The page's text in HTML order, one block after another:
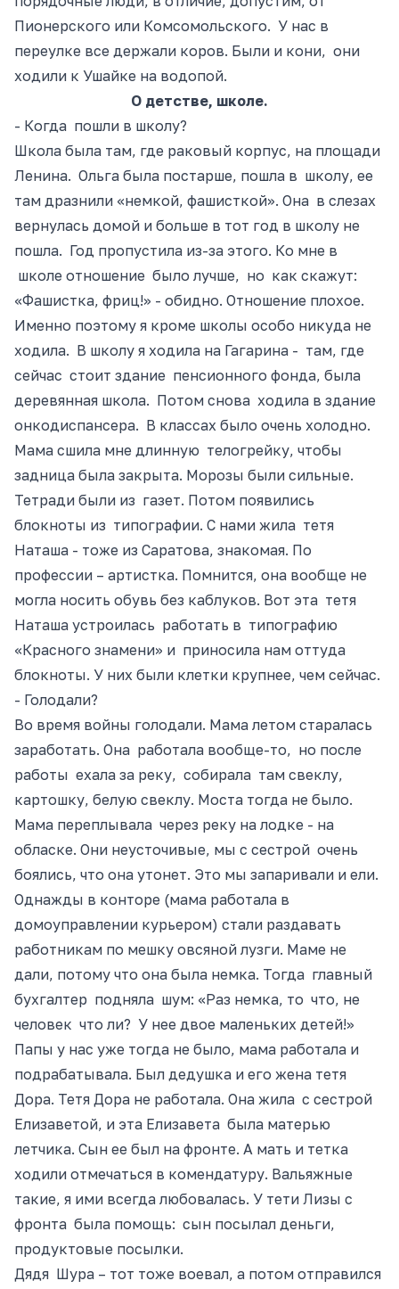
Пионерского или Комсомольского. У нас в
переулке все держали коров. Были и кони, они
ходили к Ушайке на водопой.
О детстве, школе.
- Когда пошли в школу?
Школа была там, где раковый корпус, на площади
Ленина. Ольга была постарше, пошла в школу, ее
там дразнили «немкой, фашисткой». Она в слезах
вернулась домой и больше в тот год в школу не
пошла. Год пропустила из-за этого. Ко мне в
школе отношение было лучше, но как скажут:
«Фашистка, фриц!» - обидно. Отношение плохое.
Именно поэтому я кроме школы особо никуда не
ходила. В школу я ходила на Гагарина - там, где
сейчас стоит здание пенсионного фонда, была
деревянная школа. Потом снова ходила в здание
онкодиспансера. В классах было очень холодно.
Мама сшила мне длинную телогрейку, чтобы
задница была закрыта. Морозы были сильные.
Тетради были из газет. Потом появились
блокноты из типографии. С нами жила тетя
Наташа - тоже из Саратова, знакомая. По
профессии – артистка. Помнится, она вообще не
могла носить обувь без каблуков. Вот эта тетя
Наташа устроилась работать в типографию
«Красного знамени» и приносила нам оттуда
блокноты. У них были клетки крупнее, чем сейчас.
- Голодали?
Во время войны голодали. Мама летом старалась
заработать. Она работала вообще-то, но после
работы ехала за реку, собирала там свеклу,
картошку, белую свеклу. Моста тогда не было.
Мама переплывала через реку на лодке - на
обласке. Они неусточивые, мы с сестрой очень
боялись, что она утонет. Это мы запаривали и ели.
Однажды в конторе (мама работала в
домоуправлении курьером) стали раздавать
работникам по мешку овсяной лузги. Маме не
дали, потому что она была немка. Тогда главный
бухгалтер подняла шум: «Раз немка, то что, не
человек что ли? У нее двое маленьких детей!»
Папы у нас уже тогда не было, мама работала и
подрабатывала. Был дедушка и его жена тетя
Дора. Тетя Дора не работала. Она жила с сестрой
Елизаветой, и эта Елизавета была матерью
летчика. Сын ее был на фронте. А мать и тетка
ходили отмечаться в комендатуру. Вальяжные
такие, я ими всегда любовалась. У тети Лизы с
фронта была помощь: сын посылал деньги,
продуктовые посылки.
Дядя Шура – тот тоже воевал, а потом отправился